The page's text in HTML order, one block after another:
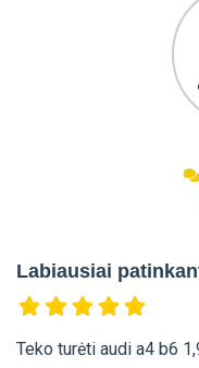
Labiausiai
Teko turėti audi a4 b6